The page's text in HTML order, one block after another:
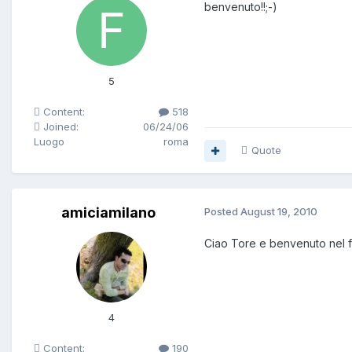
5
Content:
518
Joined:
06/24/06
Luogo
roma
benvenuto!!;-)
Quote
amiciamilano
4
Content: 190
Posted August 19, 2010
Ciao Tore e benvenuto nel